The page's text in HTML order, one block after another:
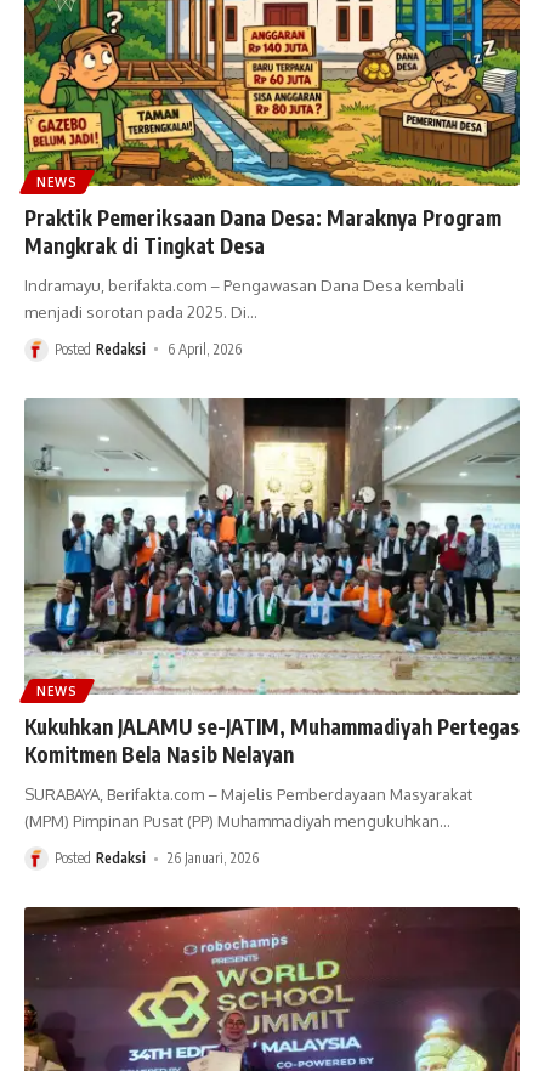
NEWS
Praktik Pemeriksaan Dana Desa: Maraknya Program
Mangkrak di Tingkat Desa
Indramayu, berifakta.com – Pengawasan Dana Desa kembali
menjadi sorotan pada 2025. Di…
Posted Redaksi 6 April, 2026
NEWS
Kukuhkan JALAMU se-JATIM, Muhammadiyah Pertegas
Komitmen Bela Nasib Nelayan
SURABAYA, Berifakta.com – Majelis Pemberdayaan Masyarakat
(MPM) Pimpinan Pusat (PP) Muhammadiyah mengukuhkan…
Posted Redaksi 26 Januari, 2026